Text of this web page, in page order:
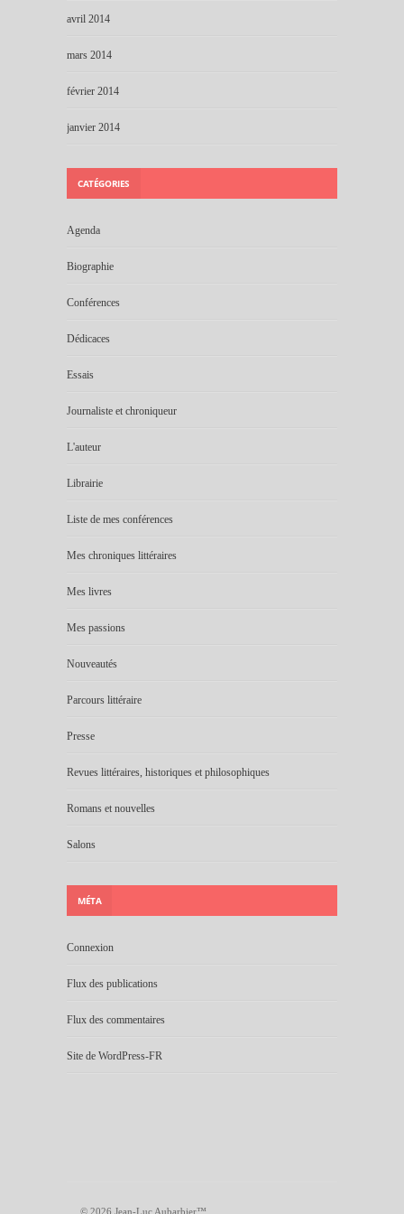
avril 2014
mars 2014
février 2014
janvier 2014
CATÉGORIES
Agenda
Biographie
Conférences
Dédicaces
Essais
Journaliste et chroniqueur
L'auteur
Librairie
Liste de mes conférences
Mes chroniques littéraires
Mes livres
Mes passions
Nouveautés
Parcours littéraire
Presse
Revues littéraires, historiques et philosophiques
Romans et nouvelles
Salons
MÉTA
Connexion
Flux des publications
Flux des commentaires
Site de WordPress-FR
© 2026 Jean-Luc Aubarbier™